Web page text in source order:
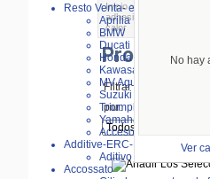
No hay
Ver
Resto Venta- especial
Aprilia
BMW
Ducati
Honda
Kawasaki
MV Agusta
Suzuki
Triumph
Yamaha
Accesorios
Additive-ERC-Bike
Aditivo ERC-Bike
Accossato
Inicio>
adhesivo densamente
calor
Protección
Filtrar Resultados
por: